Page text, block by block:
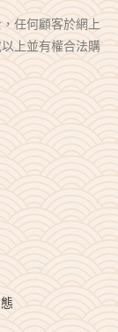
任何顧客於網上
上並有權合法購